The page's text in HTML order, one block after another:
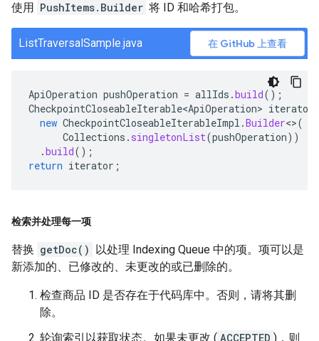
使用 PushItems.Builder 将 ID 和哈希打包。
ListTraversalSample.java 在 GitHub 上查看
ApiOperation pushOperation = allIds .build();
CheckpointCloseableIterable<ApiOperation> iterator
new CheckpointCloseableIterableImpl .Builder<>(
Collections . singletonList(pushOperation))
.build();
return iterator ;
检索并处理每一项
替换 getDoc() 以处理 Indexing Queue 中的项。项可以是
新添加的、已修改的、未更改的或已删除的。
检查商品 ID 是否存在于代码库中。否则，请将其删
除。
轮询索引以获取状态。如果未更改 ( ACCEPTED )，则